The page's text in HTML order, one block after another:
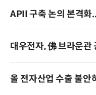
APII 구축 논의 본격화
대우전자, 佛 브라운관
올 전자산업 수출 불